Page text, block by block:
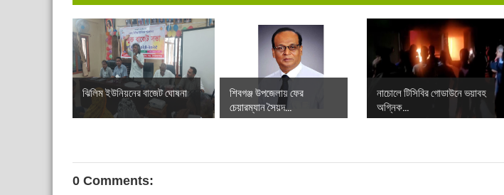
ঝিলিম ইউনিয়নের বাজেট ঘোষনা
শিবগঞ্জ উপজেলায় ফের
চেয়ারম্যান সৈয়দ...
নাচোলে টিসিবির গোডাউনে ভয়াবহ
অগ্নিক...
0 Comments: